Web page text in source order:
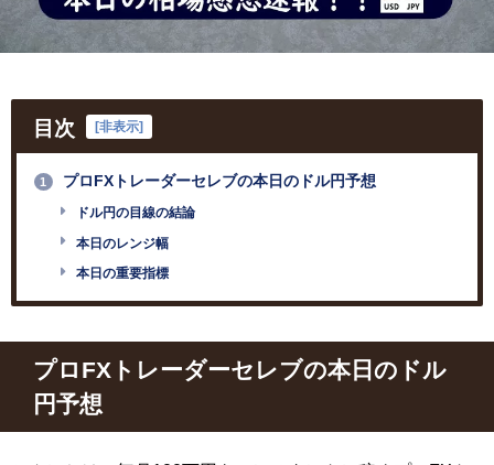
目次 [非表示]
1 プロFXトレーダーセレブの本日のドル円予想
ドル円の目線の結論
本日のレンジ幅
本日の重要指標
プロFXトレーダーセレブの本日のドル
円予想